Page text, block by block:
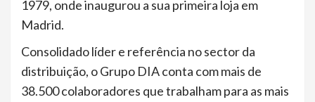
1979, onde inaugurou a sua primeira loja em
Madrid.
Consolidado líder e referência no sector da
distribuição, o Grupo DIA conta com mais de
38.500 colaboradores que trabalham para as mais